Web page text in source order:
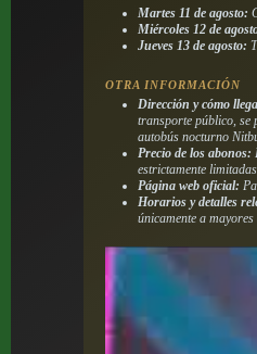
Martes 11 de agosto:
Miércoles 12 de
Jueves 13 de agosto:
OTRA INFORMACIÓN
Dirección y cómo
transporte público, se
autobús nocturno
Precio de los abonos:
estrictamente
Página web oficial:
Horarios y detalles
únicamente a